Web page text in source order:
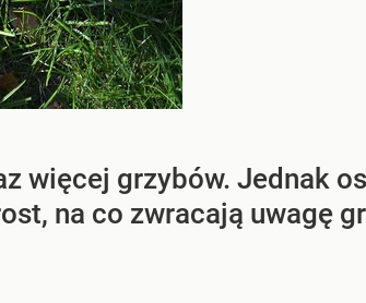
więcej grzybów. Jednak
na co zwracają uwagę